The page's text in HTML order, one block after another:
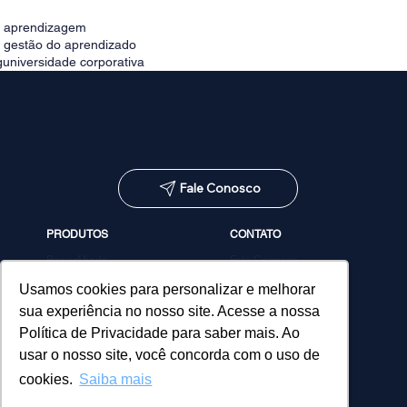
Usamos cookies para personalizar e melhorar
sua experiência no nosso site. Acesse a nossa
Política de Privacidade para saber mais. Ao
usar o nosso site, você concorda com o uso de
cookies. Saiba mais
do aprendizado
universidade corporativa
Fale Conosco
PRODUTOS
PowerMinds
Estúdio de Conteúdos
MicroPower Classes
Consultoria
CONTATO
Fale Conosco